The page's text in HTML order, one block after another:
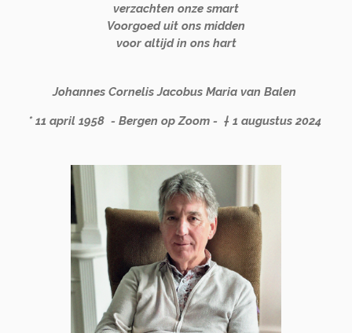
verzachten onze smart
Voorgoed uit ons midden
voor altijd in ons hart
Johannes Cornelis Jacobus Maria van Balen
* 11 april 1958 - Bergen op Zoom - † 1 augustus 2024